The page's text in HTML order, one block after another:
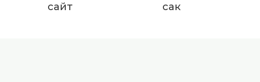
сайт сак